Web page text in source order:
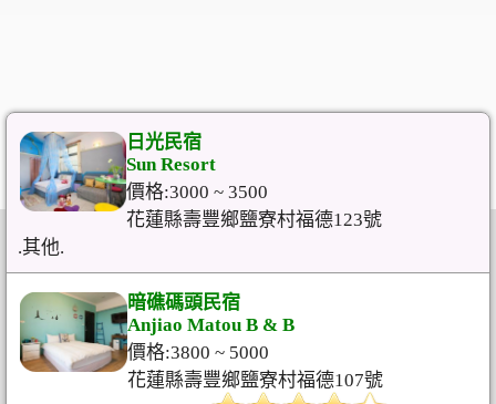
日光民宿
Sun Resort
價格:3000 ~ 3500
花蓮縣壽豐鄉鹽寮村福德123號
.其他.
暗礁碼頭民宿
Anjiao Matou B & B
價格:3800 ~ 5000
花蓮縣壽豐鄉鹽寮村福德107號